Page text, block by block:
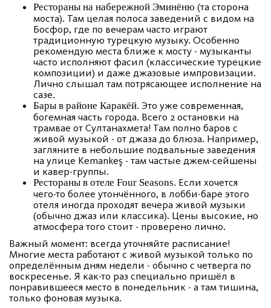
Рестораны на набережной Эминёню (та сторона
моста). Там целая полоса заведений с видом на
Босфор, где по вечерам часто играют
традиционную турецкую музыку. Особенно
рекомендую места ближе к мосту - музыканты
часто исполняют фасил (классические турецкие
композиции) и даже джазовые импровизации.
Лично слышал там потрясающее исполнение на
сазе.
Бары в районе Каракёй. Это уже современная,
богемная часть города. Всего 2 остановки на
трамвае от Султанахмета! Там полно баров с
живой музыкой - от джаза до блюза. Например,
загляните в небольшие подвальные заведения
на улице Kemankeş - там частые джем-сейшены
и кавер-группы.
Рестораны в отеле Four Seasons. Если хочется
чего-то более утончённого, в лобби-баре этого
отеля иногда проходят вечера живой музыки
(обычно джаз или классика). Цены высокие, но
атмосфера того стоит - проверено лично.
Важный момент: всегда уточняйте расписание!
Многие места работают с живой музыкой только по
определённым дням недели - обычно с четверга по
воскресенье. Я как-то раз специально пришёл в
понравившееся место в понедельник - а там тишина,
только фоновая музыка.